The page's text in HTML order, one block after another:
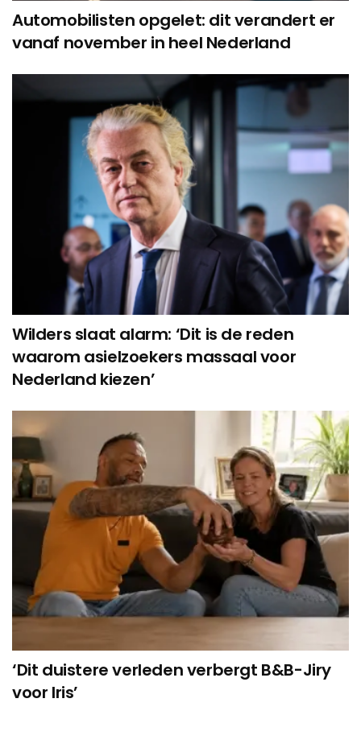
Automobilisten opgelet: dit verandert er
vanaf november in heel Nederland
Wilders slaat alarm: ‘Dit is de reden
waarom asielzoekers massaal voor
Nederland kiezen’
‘Dit duistere verleden verbergt B&B-Jiry
voor Iris’